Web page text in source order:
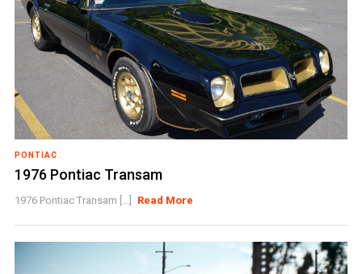
PONTIAC
1976 Pontiac Transam
1976 Pontiac Transam [...] Read More